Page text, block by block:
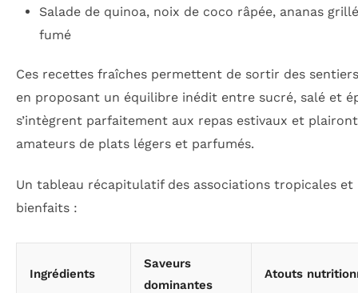
Salade de quinoa, noix de coco râpée, ananas
fumé
Ces recettes fraîches permettent de sortir des
en proposant un équilibre inédit entre sucré, salé et
s’intègrent parfaitement aux repas estivaux et
amateurs de plats légers et parfumés.
Un tableau récapitulatif des associations tropicales et
bienfaits :
Ingrédients
Saveurs
dominantes
Atouts